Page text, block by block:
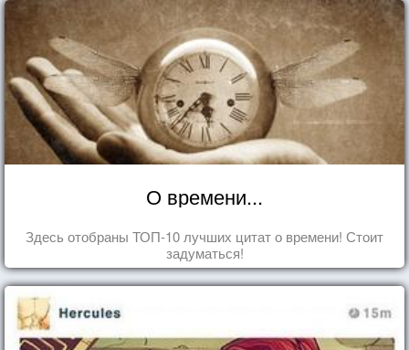
О времени...
Здесь отобраны ТОП-10 лучших цитат о времени! Стоит
задуматься!